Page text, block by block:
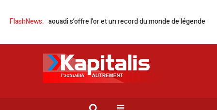
FlashNews:
Jaouadi s’offre l’or et un record du monde de légende en NCAA